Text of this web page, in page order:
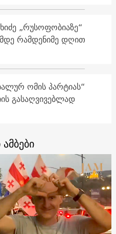
„რუსოფობიაზე“
რამდენიმე დღით
ომის პარტიას“
გასაღვივებლად